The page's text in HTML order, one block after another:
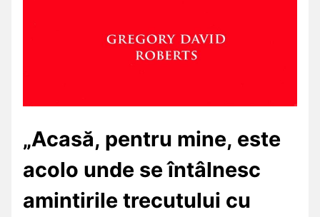
„Acasă, pentru mine, este
acolo unde se întâlnesc
amintirile trecutului cu